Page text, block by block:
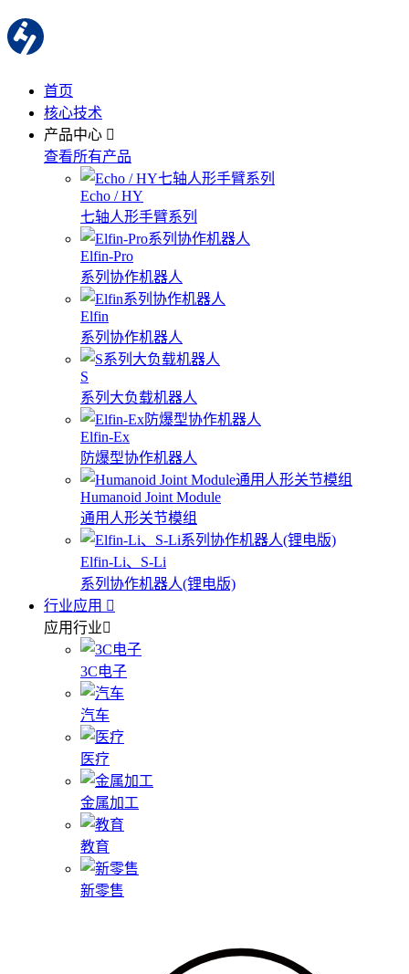
首页
核心技术
产品中心
查看所有产品
Echo / HY
七轴人形手臂系列
Elfin-Pro
系列协作机器人
Elfin
系列协作机器人
S
系列大负载机器人
Elfin-Ex
防爆型协作机器人
Humanoid Joint Module
通用人形关节模组
Elfin-Li、S-Li
系列协作机器人(锂电版)
行业应用
应用行业
3C电子
汽车
医疗
金属加工
教育
新零售